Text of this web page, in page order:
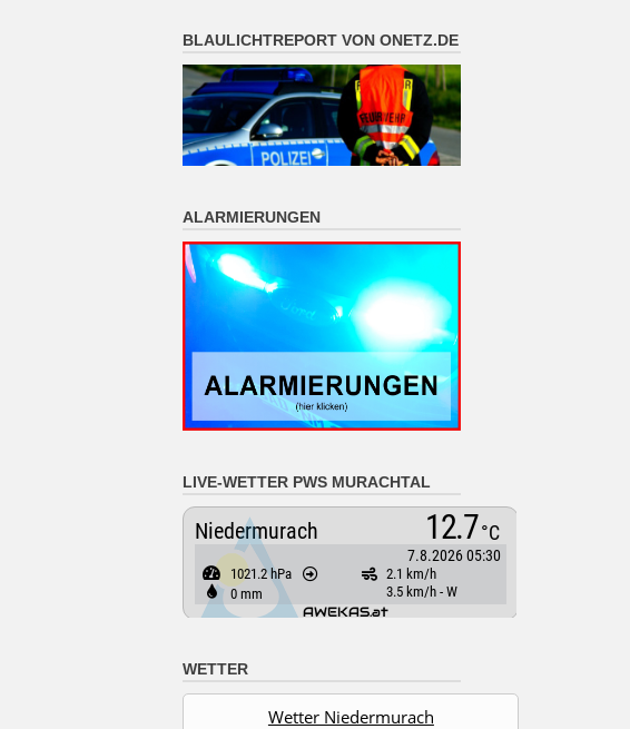
BLAULICHTREPORT VON ONETZ.DE
ALARMIERUNGEN
LIVE-WETTER PWS MURACHTAL
WETTER
Wetter Niedermurach